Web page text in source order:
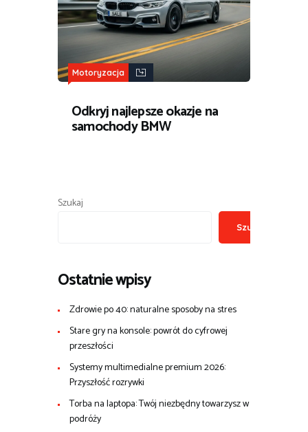
Motoryzacja
Odkryj najlepsze okazje na
samochody BMW
Szukaj
Szukaj
Ostatnie wpisy
Zdrowie po 40: naturalne sposoby na stres
Stare gry na konsole: powrót do cyfrowej
przeszłości
Systemy multimedialne premium 2026:
Przyszłość rozrywki
Torba na laptopa: Twój niezbędny towarzysz w
podróży